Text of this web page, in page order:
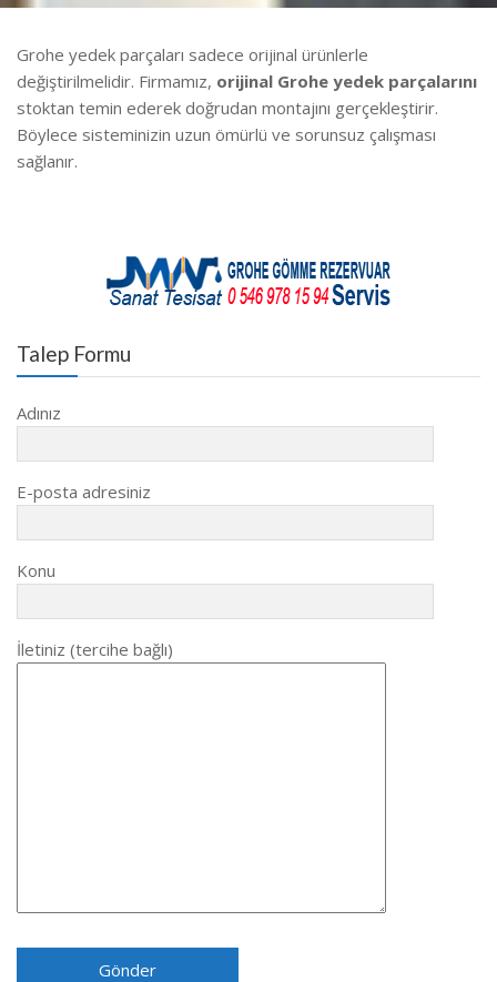
Grohe yedek parçaları sadece orijinal ürünlerle
değiştirilmelidir. Firmamız, orijinal Grohe yedek parçalarını
stoktan temin ederek doğrudan montajını gerçekleştirir.
Böylece sisteminizin uzun ömürlü ve sorunsuz çalışması
sağlanır.
Talep Formu
Adınız
E-posta adresiniz
Konu
İletiniz (tercihe bağlı)